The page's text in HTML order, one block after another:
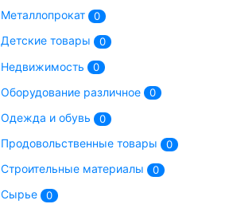
Металлопрокат 0
Детские товары 0
Недвижимость 0
Оборудование различное 0
Одежда и обувь 0
Продовольственные товары 0
Строительные материалы 0
Сырье 0